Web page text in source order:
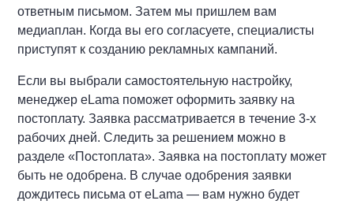
ответным письмом. Затем мы пришлем вам
медиаплан. Когда вы его согласуете, специалисты
приступят к созданию рекламных кампаний.
Если вы выбрали самостоятельную настройку,
менеджер eLama поможет оформить заявку на
постоплату. Заявка рассматривается в течение 3-х
рабочих дней. Следить за решением можно в
разделе «Постоплата». Заявка на постоплату может
быть не одобрена. В случае одобрения заявки
дождитесь письма от eLama — вам нужно будет